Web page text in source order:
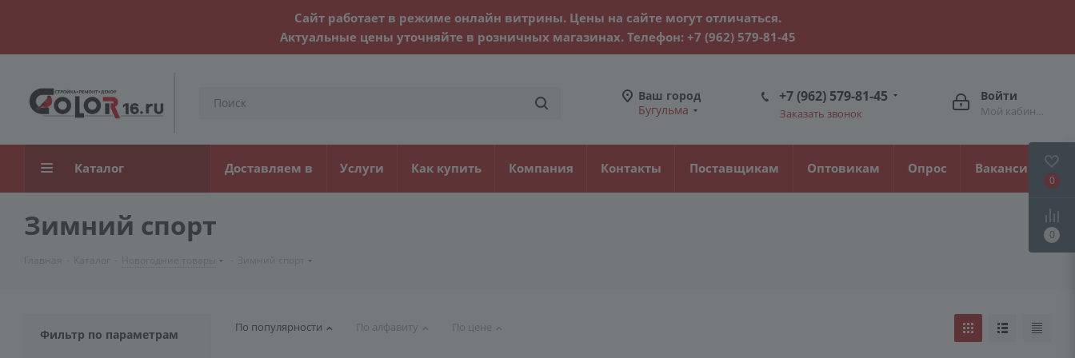
Сайт работает в режиме онлайн витрины. Цены на сайте могут отличаться.
Актуальные цены уточняйте в розничных магазинах. Телефон: +7 (962) 579-81-45
Войти
Мой кабинет
Ваш город
Бугульма
+7 (962) 579-81-45
Заказать звонок
Каталог Доставляем в Услуги Как купить Компания Контакты Поставщикам Оптовикам Опрос Вакансии
Зимний спорт
По популярности По алфавиту По цене
Фильтр по параметрам
0
0